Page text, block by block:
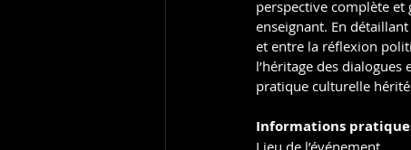
perspective complète et
enseignant. En
et entre la réflexion
l’héritage des
pratique culturelle
Informations
Lieu de l’événement